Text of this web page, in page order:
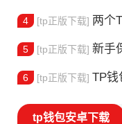
4 [tp正版下载] 两个TP
5 [tp正版下载] 新手
6 [tp正版下载] TP钱包
tp钱包安卓下载